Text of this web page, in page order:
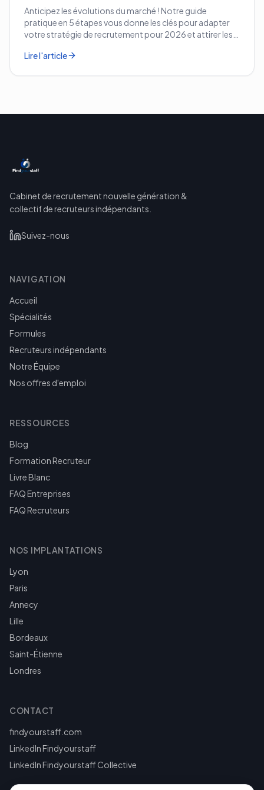
Anticipez les évolutions du marché ! Notre guide
pratique en 5 étapes vous donne les clés pour adapter
votre stratégie de recrutement pour 2026 et attirer les
Lire l'article
Cabinet de recrutement nouvelle génération &
collectif de recruteurs indépendants.
Suivez-nous
NAVIGATION
Accueil
Spécialités
Formules
Recruteurs indépendants
Notre Équipe
Nos offres d'emploi
RESSOURCES
Blog
Formation Recruteur
Livre Blanc
FAQ Entreprises
FAQ Recruteurs
NOS IMPLANTATIONS
Lyon
Paris
Annecy
Lille
Bordeaux
Saint-Étienne
Londres
CONTACT
findyourstaff.com
LinkedIn Findyourstaff
LinkedIn Findyourstaff Collective